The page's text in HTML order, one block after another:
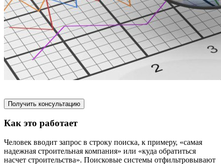
Получить консультацию
Как это работает
Человек вводит запрос в строку поиска, к примеру, «самая
надежная строительная компания» или «куда обратиться
насчет строительства». Поисковые системы отфильтровывают